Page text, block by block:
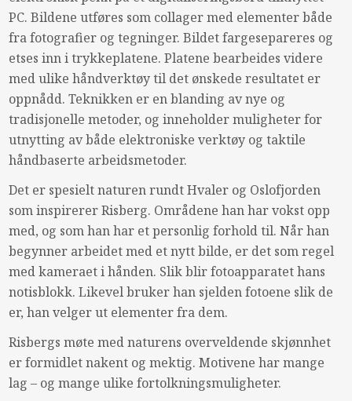
PC. Bildene utføres som collager med elementer både
fra fotografier og tegninger. Bildet fargesepareres og
etses inn i trykkeplatene. Platene bearbeides videre
med ulike håndverktøy til det ønskede resultatet er
oppnådd. Teknikken er en blanding av nye og
tradisjonelle metoder, og inneholder muligheter for
utnytting av både elektroniske verktøy og taktile
håndbaserte arbeidsmetoder.
Det er spesielt naturen rundt Hvaler og Oslofjorden
som inspirerer Risberg. Områdene han har vokst opp
med, og som han har et personlig forhold til. Når han
begynner arbeidet med et nytt bilde, er det som regel
med kameraet i hånden. Slik blir fotoapparatet hans
notisblokk. Likevel bruker han sjelden fotoene slik de
er, han velger ut elementer fra dem.
Risbergs møte med naturens overveldende skjønnhet
er formidlet nakent og mektig. Motivene har mange
lag – og mange ulike fortolkningsmuligheter.